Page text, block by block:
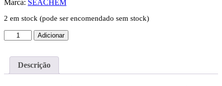
Marca: SEACHEM
2 em stock (pode ser encomendado sem stock)
Quantidade
de
Flourish
Advance
Adicionar
Descrição